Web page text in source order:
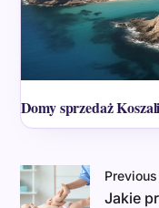
Domy sprzedaż
Jakie